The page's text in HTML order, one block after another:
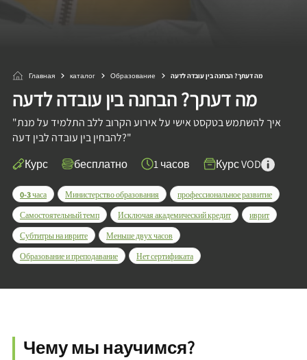
Главная каталог Образование מה דעתך? הבחנה בין עובדה לדעה
מה דעתך? הבחנה בין עובדה לדעה
"איך להשתמש בטקסט אישי על אירוע הקרוב ללב התלמיד על מנת
להבחין בין עובדה לבין דעה?"
Курс
бесплатно 1 часов Курс VOD
0-3 часа Министерство образования
профессиональное развитие
Самостоятельный темп
Исключая академический кредит
иврит
Субтитры на иврите
Меньше двух часов
Образование и преподавание
Нет сертификата
Чему мы научимся?